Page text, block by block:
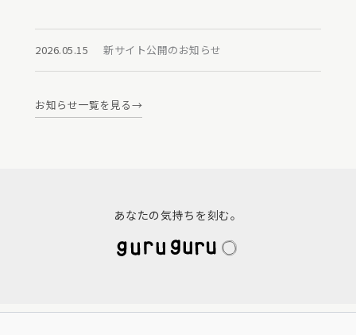
2026.05.15 新サイト公開のお知らせ
お知らせ一覧を見る
あなたの気持ちを刻む。